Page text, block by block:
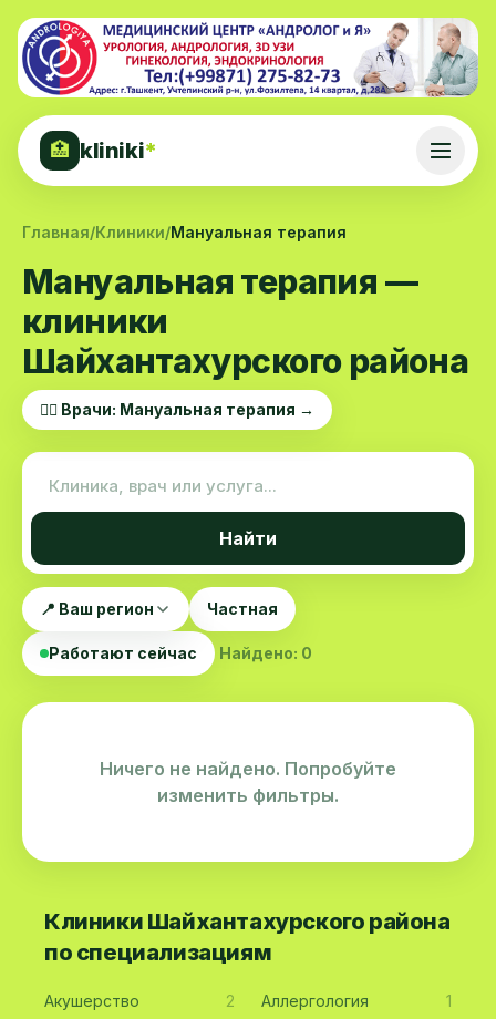
🏥 kliniki*
Главная/Клиники/Мануальная терапия
Мануальная терапия —
клиники
Шайхантахурского района
👨‍⚕️ Врачи: Мануальная терапия →
Найти
📍 Ваш регион Частная
Работают сейчас Найдено: 0
Ничего не найдено. Попробуйте
изменить фильтры.
Клиники Шайхантахурского района
по специализациям
Акушерство 2 Аллергология 1